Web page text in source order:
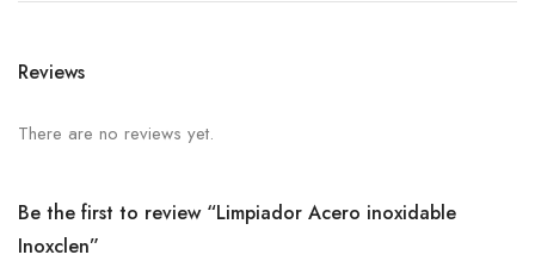
Reviews
There are no reviews yet.
Be the first to review “Limpiador Acero inoxidable
Inoxclen”